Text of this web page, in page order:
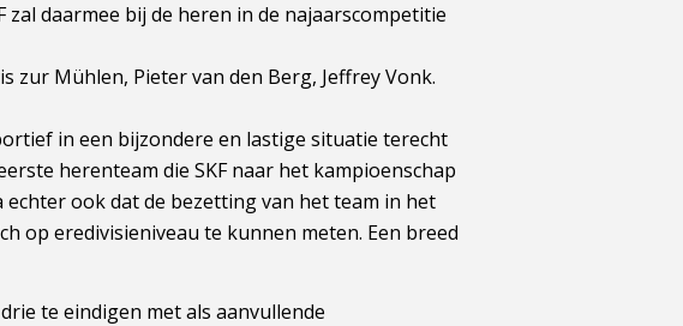
daarmee bij de heren in de najaarscompetitie
zur Mühlen, Pieter van den Berg, Jeffrey Vonk.
in een bijzondere en lastige situatie terecht
herenteam die SKF naar het kampioenschap
ook dat de bezetting van het team in het
op eredivisieniveau te kunnen meten. Een breed
te eindigen met als aanvullende